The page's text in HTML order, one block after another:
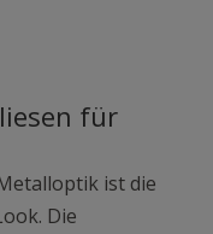
für
ist die
Die